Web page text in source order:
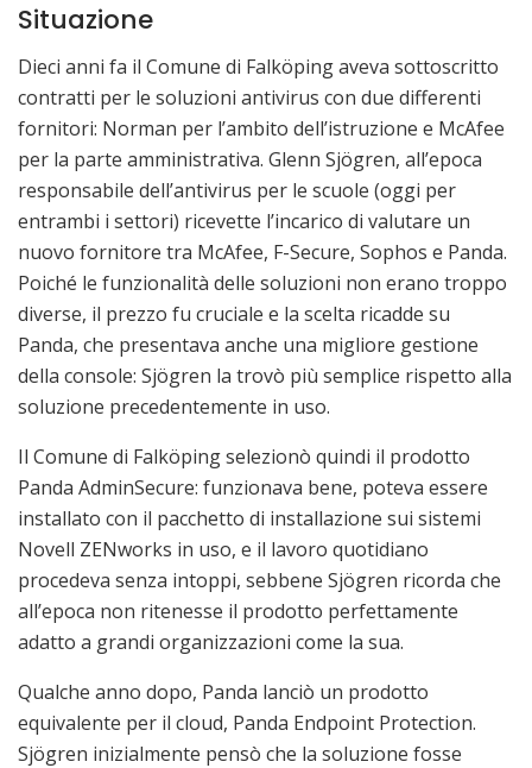
Situazione
Dieci anni fa il Comune di Falköping aveva sottoscritto
contratti per le soluzioni antivirus con due differenti
fornitori: Norman per l’ambito dell’istruzione e McAfee
per la parte amministrativa. Glenn Sjögren, all’epoca
responsabile dell’antivirus per le scuole (oggi per
entrambi i settori) ricevette l’incarico di valutare un
nuovo fornitore tra McAfee, F-Secure, Sophos e Panda.
Poiché le funzionalità delle soluzioni non erano troppo
diverse, il prezzo fu cruciale e la scelta ricadde su
Panda, che presentava anche una migliore gestione
della console: Sjögren la trovò più semplice rispetto alla
soluzione precedentemente in uso.
Il Comune di Falköping selezionò quindi il prodotto
Panda AdminSecure: funzionava bene, poteva essere
installato con il pacchetto di installazione sui sistemi
Novell ZENworks in uso, e il lavoro quotidiano
procedeva senza intoppi, sebbene Sjögren ricorda che
all’epoca non ritenesse il prodotto perfettamente
adatto a grandi organizzazioni come la sua.
Qualche anno dopo, Panda lanciò un prodotto
equivalente per il cloud, Panda Endpoint Protection.
Sjögren inizialmente pensò che la soluzione fosse